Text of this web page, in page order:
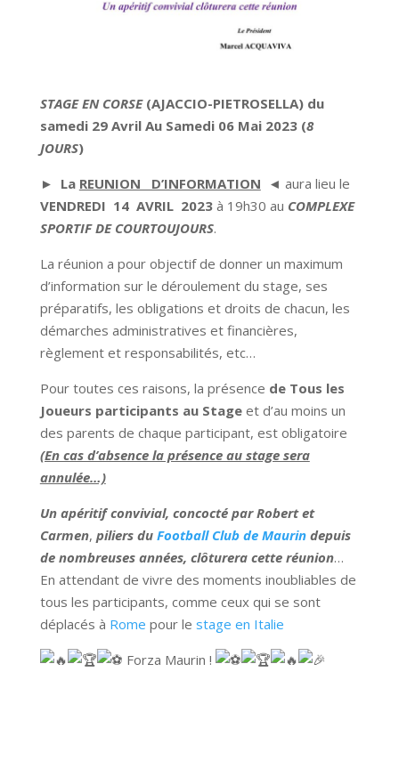
STAGE EN CORSE(AJACCIO-PIETROSELLA) du
samedi 29 Avril Au Samedi 06 Mai 2023 (8
JOURS)
► La REUNION D’INFORMATION ◄ aura lieu le
VENDREDI 14 AVRIL 2023à 19h30 au COMPLEXE
SPORTIF DE COURTOUJOURS.
La réunion a pour objectif de donner un maximum
d’information sur le déroulement du stage, ses
préparatifs, les obligations et droits de chacun, les
démarches administratives et financières,
règlement et responsabilités, etc…
Pour toutes ces raisons, la présence de Tous les
Joueurs participants au Stageet d’au moins un
des parents de chaque participant, est obligatoire
(En cas d’absence la présence au stage sera
annulée…)
Un apéritif convivial, concocté parRobert et
Carmen, piliers du Football Club de Maurindepuis
de nombreuses années, clôturera cette réunion…
En attendant de vivre des moments inoubliables de
tous les participants, comme ceux qui se sont
déplacés à Rome pour le stage en Italie
Forza Maurin !